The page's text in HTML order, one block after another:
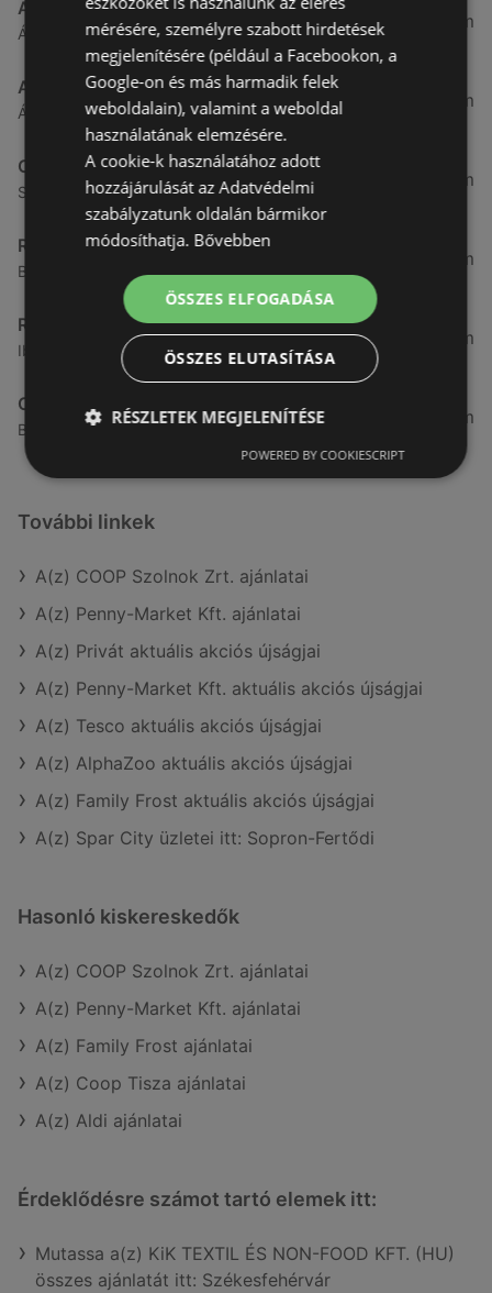
Aldi
Ágfalvi út 4/A., 9400 Sopron
3,26 km
ALDI
Ágfalvi út 4/a, 9400 Sopron
3,26 km
CBA
Somfalvi u. 14., 9400 Sopron
3,31 km
Reál
Besenyő u. 16., 9400 Sopron
3,32 km
Reál
Ibolya út 15., 9400 Sopron
3,41 km
CBA
Bánfalvi u. 14, 9400 Sopron
3,58 km
További linkek
A(z) COOP Szolnok Zrt. ajánlatai
A(z) Penny-Market Kft. ajánlatai
A(z) Privát aktuális akciós újságjai
A(z) Penny-Market Kft. aktuális akciós újságjai
A(z) Tesco aktuális akciós újságjai
A(z) AlphaZoo aktuális akciós újságjai
A(z) Family Frost aktuális akciós újságjai
A(z) Spar City üzletei itt: Sopron-Fertődi
Hasonló kiskereskedők
A(z) COOP Szolnok Zrt. ajánlatai
A(z) Penny-Market Kft. ajánlatai
A(z) Family Frost ajánlatai
A(z) Coop Tisza ajánlatai
A(z) Aldi ajánlatai
Érdeklődésre számot tartó elemek itt:
Mutassa a(z) KiK TEXTIL ÉS NON-FOOD KFT. (HU)
összes ajánlatát itt: Székesfehérvár
mérésére, személyre szabott hirdetések
megjelenítésére (például a Facebookon, a
Google-on és más harmadik felek
weboldalain), valamint a weboldal
használatának elemzésére.
A cookie-k használatához adott
hozzájárulását az Adatvédelmi
szabályzatunk oldalán bármikor
módosíthatja. Bővebben
ÖSSZES ELFOGADÁSA
ÖSSZES ELUTASÍTÁSA
RÉSZLETEK MEGJELENÍTÉSE
POWERED BY COOKIESCRIPT